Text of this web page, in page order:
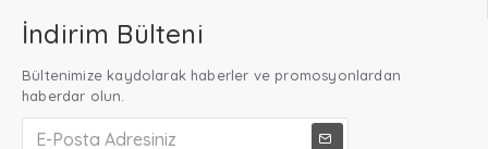
İndirim Bülteni
Bültenimize kaydolarak haberler ve promosyonlardan
haberdar olun.